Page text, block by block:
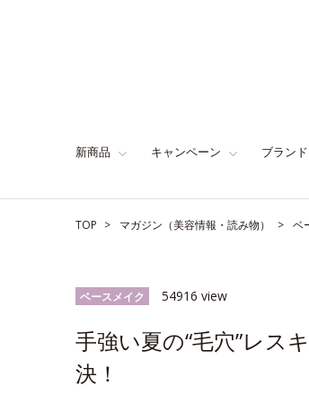
新商品 キャンペーン ブラン
TOP マガジン（美容情報・読み物） ベ
ベースメイク 54916 view
手強い夏の“毛穴”レス
決！